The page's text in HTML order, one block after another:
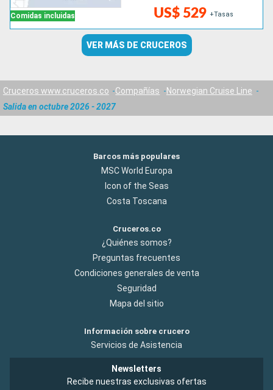
Comidas incluidas US$ 529 +Tasas
VER MÁS DE CRUCEROS
Cruceros www.cruceros.co Compañías
Norwegian Cruise Line
Salida en octubre 2026 - 2027
Barcos más populares
MSC World Europa
Icon of the Seas
Costa Toscana
Cruceros.co
¿Quiénes somos?
Preguntas frecuentes
Condiciones generales de venta
Seguridad
Mapa del sitio
Información sobre crucero
Servicios de Asistencia
Newsletters
Recibe nuestras exclusivas ofertas